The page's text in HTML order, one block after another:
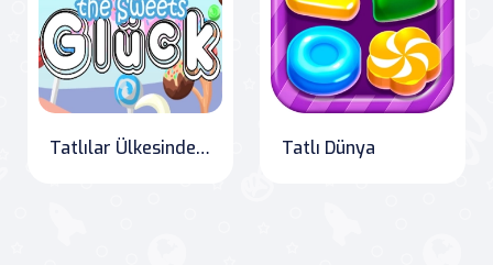
Tatlılar Ülkesinde Şans Tatlı Dünya